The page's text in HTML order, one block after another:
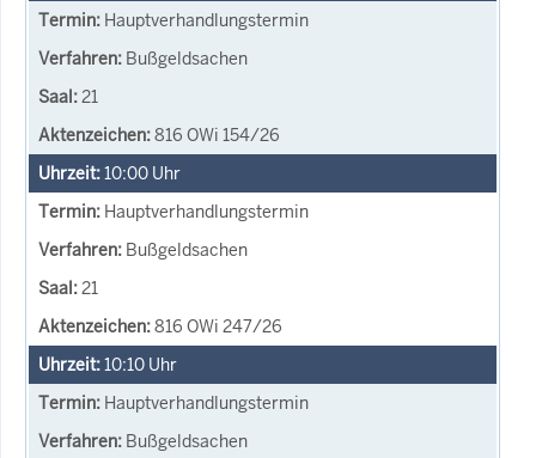
Hauptverhandlungstermin
Bußgeldsachen
21
816 OWi 154/26
10:00 Uhr
Hauptverhandlungstermin
Bußgeldsachen
21
816 OWi 247/26
10:10 Uhr
Hauptverhandlungstermin
Bußgeldsachen